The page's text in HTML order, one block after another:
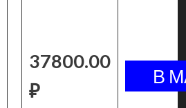
37800.00
₽